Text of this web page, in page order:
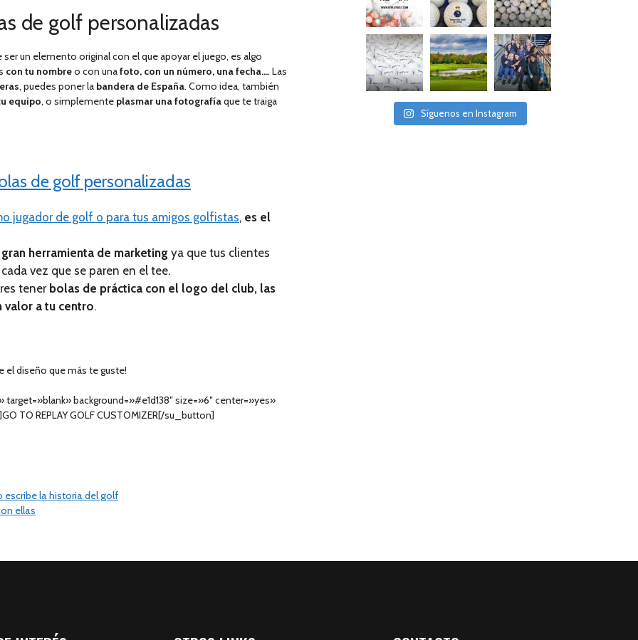
de golf personalizadas
ser un elemento original con el que apoyar el juego, es algo
con tu nombreo con unafoto, con un número, una fecha…. Las
, puedes poner la bandera de España. Como idea, también
equipo, o simplemente plasmar una fotografíaque te traiga
de golf personalizadas
jugador de golf o para tus amigos golfistas, es el
gran herramienta de marketing ya que tus clientes
vez que se paren en el tee.
tener bolas de práctica con el logo del club, las
a tu centro.
el diseño que más te guste!
background=»#e1d138″ size=»6″ center=»yes»
TO REPLAY GOLF CUSTOMIZER[/su_button]
escribe la historia del golf
ellas
Síguenos en Instagram